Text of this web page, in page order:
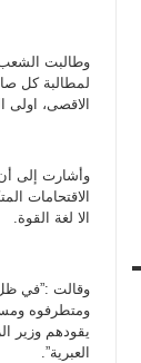
وطالبت الشعب
لمطالبة كل
الاقصى، اولى
وأشارت إلى أن
الاقتحامات
الا لغة القوة.
وقالت :”في ظل
ومتطرفوه
يقودهم وزير
العبرية”.